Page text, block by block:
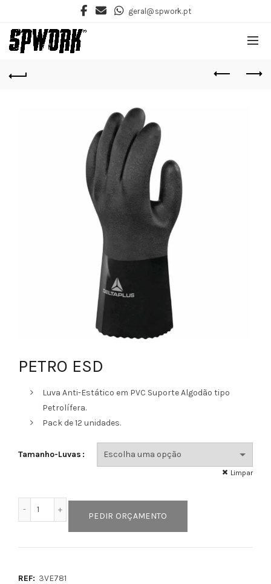
geral@spwork.pt
PETRO ESD
Luva Anti-Estático em PVC Suporte Algodão tipo
Petrolífera.
Pack de 12 unidades.
Tamanho-Luvas
Limpar
Quantidade de PETRO ESD
PEDIR ORÇAMENTO
REF: 3VE781